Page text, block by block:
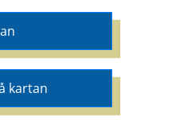
kartan